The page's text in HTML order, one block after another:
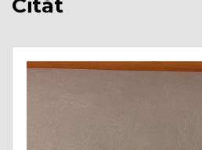
Citát